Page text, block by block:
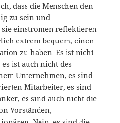
dass die Menschen den
zu sein und
einströmen reflektieren
extrem bequem, einen
zu haben. Es ist nicht
ist auch nicht des
Unternehmen, es sind
Mitarbeiter, es sind
es sind auch nicht die
Vorständen,